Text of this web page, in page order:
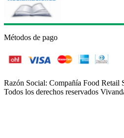
Métodos de pago
Razón Social: Compañía Food
Todos los derechos reservados